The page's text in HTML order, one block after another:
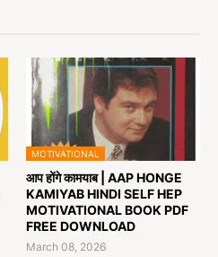
MOTIVATIONAL
आप होंगे कामयाब | AAP HONGE
KAMIYAB HINDI SELF HEP
MOTIVATIONAL BOOK PDF
FREE DOWNLOAD
March 08, 2026